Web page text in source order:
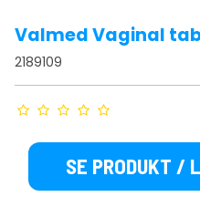
Valmed Vaginal
2189109
SE PRODUKT /